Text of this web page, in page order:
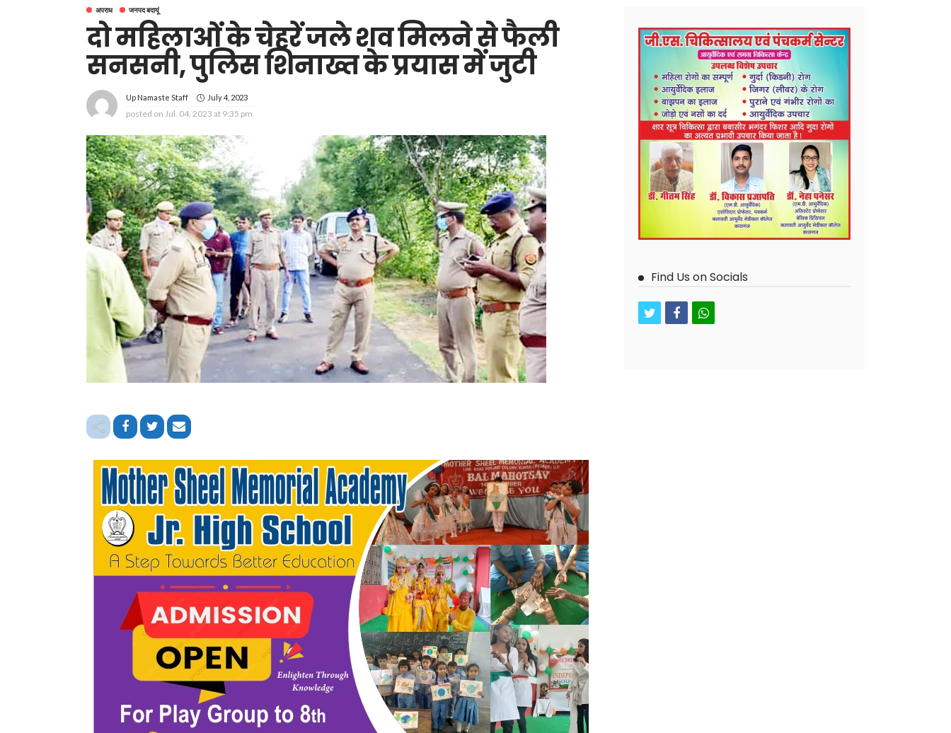
अपराध जनपद बदायूं
दो महिलाओं के चेहरें जले शव मिलने से फैली
सनसनी, पुलिस शिनाख्त के प्रयास में जुटी
Up Namaste Staff July 4, 2023
posted on Jul. 04, 2023 at 9:35 pm
Find Us on Socials
twitterfacebookwhatsapp